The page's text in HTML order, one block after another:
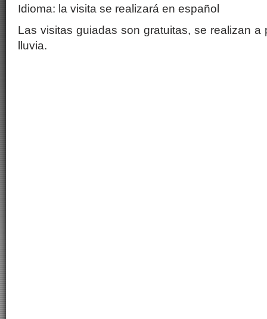
Idioma: la visita se realizará en español
Las visitas guiadas son gratuitas, se realizan
lluvia.